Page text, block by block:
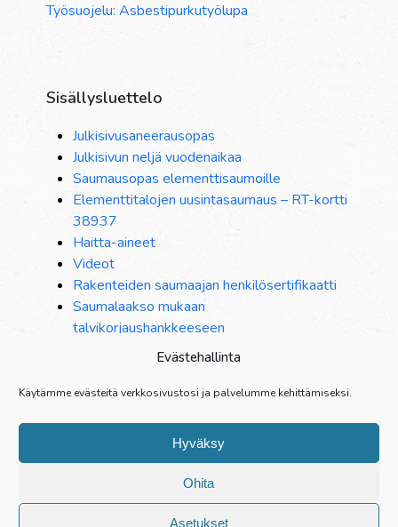
Evästehallinta
Käytämme evästeitä verkkosivustosi ja palvelumme kehittämiseksi.
Hyväksy
Ohita
Asetukset
Työsuojelu: Asbestipurkutyölupa
Sisällysluettelo
Julkisivusaneerausopas
Julkisivun neljä vuodenaikaa
Saumausopas elementtisaumoille
Elementtitalojen uusintasaumaus – RT-kortti
38937
Haitta-aineet
Videot
Rakenteiden saumaajan henkilösertifikaatti
Saumalaakso mukaan
talvikorjaushankkeeseen
Saumausmassavalitsin
talvisaumaus
hyvän rakentamistavan vastaista
Julkisivusaumojen vaurioitumisen vaikutus
taloyhtiön energiankulutukseen
Elastinen saumaus on yksi rakentamisen
tärkeimmistä työvaiheista